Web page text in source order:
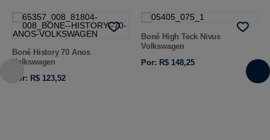
Boné History 70 Anos
Volkswagen
Por: R$ 123,52
Boné High Teck Nivus
Volkswagen
Por: R$ 148,25